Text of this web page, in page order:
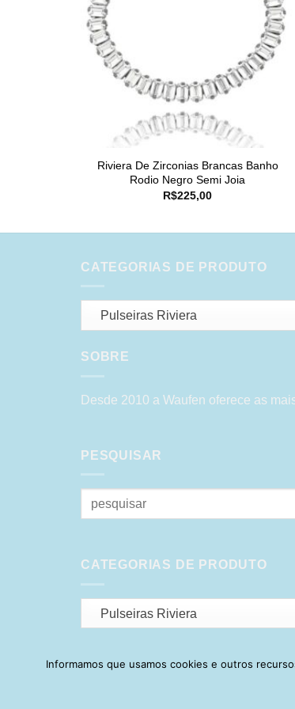
Riviera De Zirconias Brancas Banho
Rodio Negro Semi Joia
R$225,00
CATEGORIAS DE PRODUTO
Pulseiras Riviera
SOBRE
Desde 2010 a Waufen oferece as
PESQUISAR
Pesquisar
por:
CATEGORIAS DE PRODUTO
Pulseiras Riviera
Informamos que usamos cookies e outros